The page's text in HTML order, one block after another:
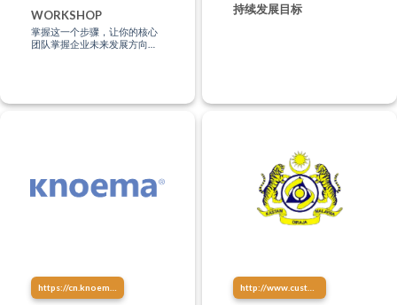
WORKSHOP
掌握这一个步骤，让你的核心
团队掌握企业未来发展方向、
持续发展目标
http://www.customs.gov.my/